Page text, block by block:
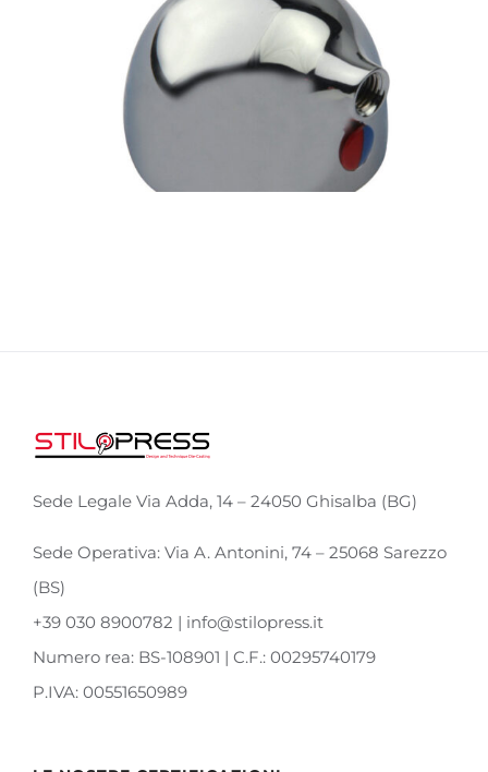
Sede Legale Via Adda, 14 – 24050 Ghisalba (BG)
Sede Operativa: Via A. Antonini, 74 – 25068 Sarezzo
(BS)
+39 030 8900782 | info@stilopress.it
Numero rea: BS-108901 | C.F.: 00295740179
P.IVA: 00551650989